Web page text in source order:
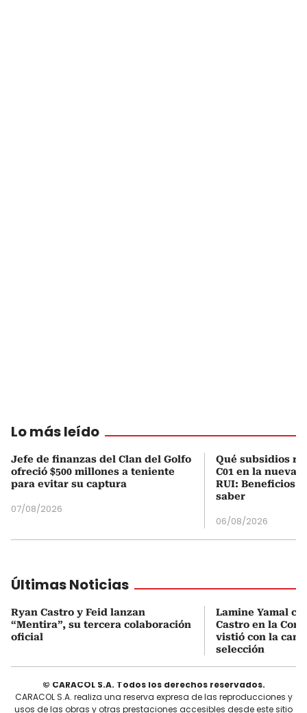
Lo más leído
Jefe de finanzas del Clan del Golfo
ofreció $500 millones a teniente
para evitar su captura
07/08/2026
Qué subsidios
C01 en la nueva
RUI: Beneficios
saber
06/08/2026
Últimas Noticias
Ryan Castro y Feid lanzan
“Mentira”, su tercera colaboración
oficial
Lamine Yamal
Castro en la
vistió con la
selección
© CARACOL S.A. Todos los derechos reservados.
CARACOL S.A. realiza una reserva expresa de las reproducciones y
usos de las obras y otras prestaciones accesibles desde este sitio